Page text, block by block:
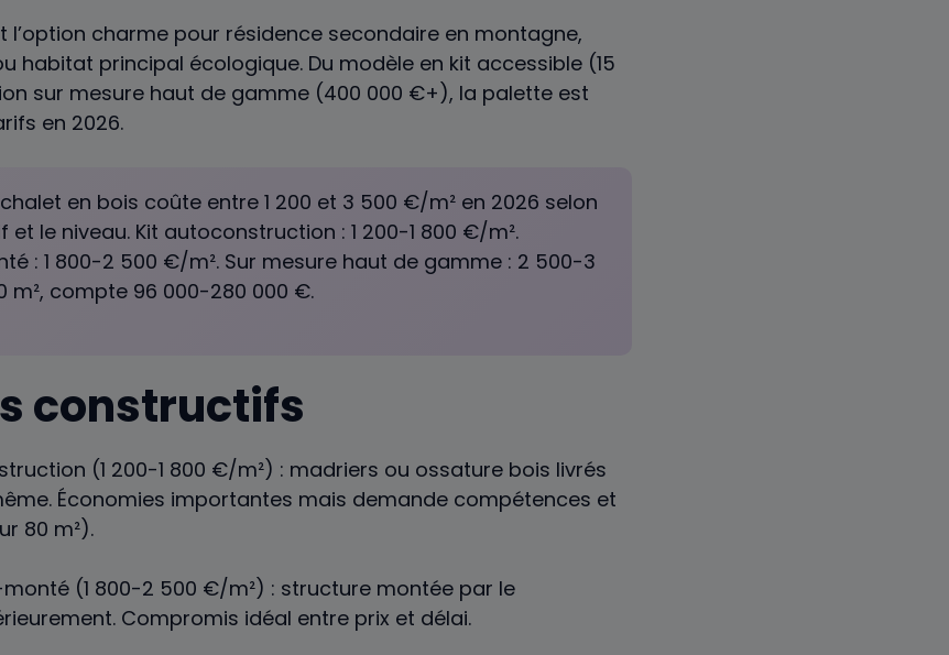
l’option charme pour résidence secondaire en montagne,
habitat principal écologique. Du modèle en kit accessible (15
sur mesure haut de gamme (400 000 €+), la palette est
en 2026.
en bois coûte entre 1 200 et 3 500 €/m² en 2026 selon
le niveau. Kit autoconstruction : 1 200-1 800 €/m².
: 1 800-2 500 €/m². Sur mesure haut de gamme : 2 500-3
m², compte 96 000-280 000 €.
constructifs
(1 200-1 800 €/m²) : madriers ou ossature bois livrés
Économies importantes mais demande compétences et
80 m²).
(1 800-2 500 €/m²) : structure montée par le
Compromis idéal entre prix et délai.